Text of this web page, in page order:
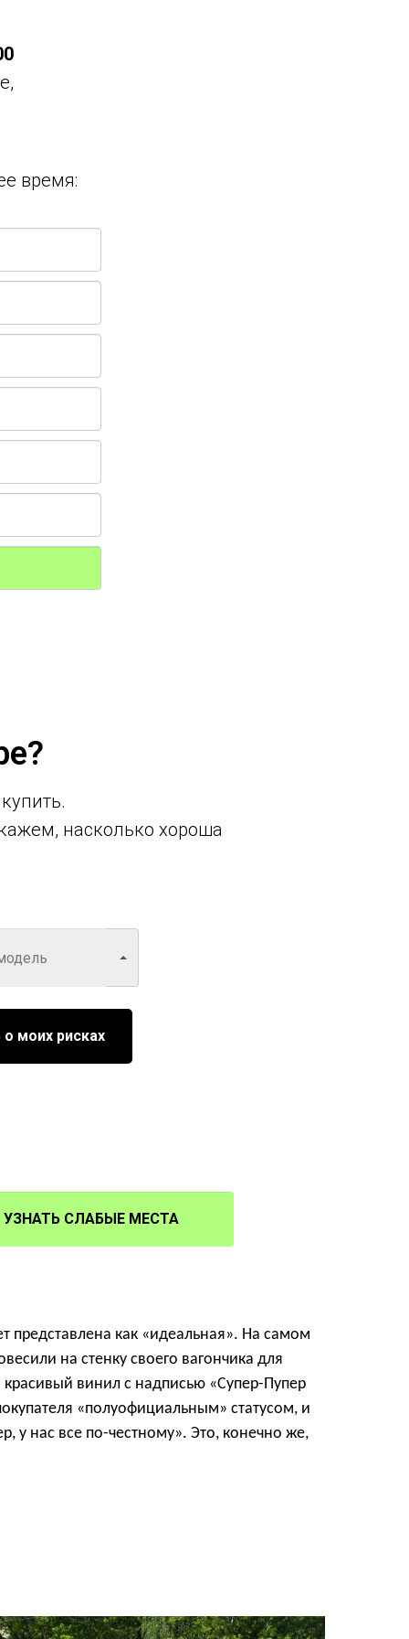
время:
насколько хороша
о моих рисках
УЗНАТЬ СЛАБЫЕ МЕСТА
представлена как «идеальная». На самом
на стенку своего вагончика для
винил с надписью «Супер-Пупер
«полуофициальным» статусом, и
у нас все по-честному». Это, конечно же,